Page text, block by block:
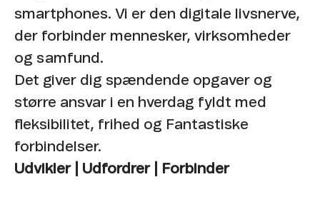
smartphones. Vi er den digitale livsnerve,
der forbinder mennesker, virksomheder
og samfund. ​
Det giver dig spændende opgaver og
større ansvar i en hverdag fyldt med
fleksibilitet, frihed og Fantastiske
forbindelser.
Udvikler | Udfordrer | Forbinder